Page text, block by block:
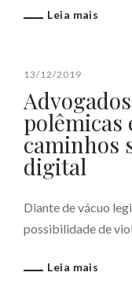
Leia mais
13/12/2019
polêmicas
caminhos
digital
Diante de vácuo
possibilidade de
Leia mais